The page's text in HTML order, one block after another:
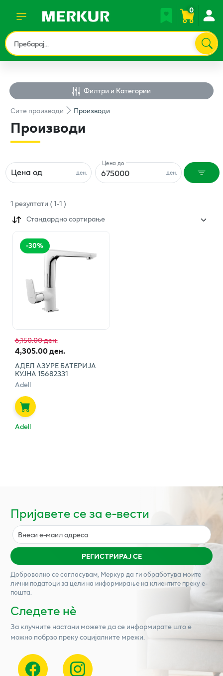
0
Филтри и Категории
Ситепроизводи Производи
Производи
ден.
Цена од ден.
Цена до
1 резултати (1-1)
Стандардно сортирање
-30%
6,150.00 ден.
4,305.00 ден.
АДЕЛ АЗУРЕ БАТЕРИЈА
КУЈНА 15682331
Adell
Adell
Пријавете се за е-вести
РЕГИСТРИРАЈ СЕ
Доброволно се согласувам, Меркурда ги обработува моите
лични податоци за цели на информирање на клиентите преку е-
пошта.
Следете нѐ
За клучните настани можете да се информирате што е
можно побрзо преку социјалните мрежи.